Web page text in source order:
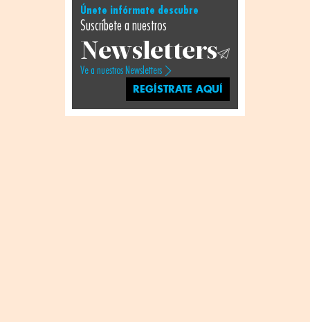
Únete infórmate descubre
Suscríbete a nuestros
Newsletters
Ve a nuestros Newsletters
REGÍSTRATE AQUÍ